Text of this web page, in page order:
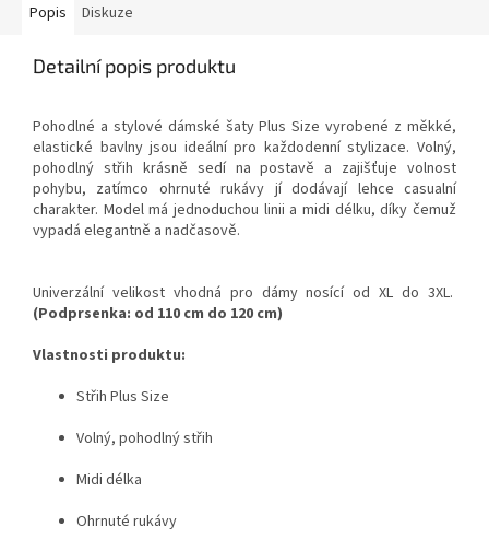
Popis Diskuze
Detailní popis produktu
Pohodlné a stylové dámské šaty Plus Size vyrobené z měkké,
elastické bavlny jsou ideální pro každodenní stylizace. Volný,
pohodlný střih krásně sedí na postavě a zajišťuje volnost
pohybu, zatímco ohrnuté rukávy jí dodávají lehce casualní
charakter. Model má jednoduchou linii a midi délku, díky čemuž
vypadá elegantně a nadčasově.
Univerzální velikost vhodná pro dámy nosící od XL do 3XL.
(Podprsenka: od 110 cm do 120 cm)
Vlastnosti produktu:
Střih Plus Size
Volný, pohodlný střih
Midi délka
Ohrnuté rukávy